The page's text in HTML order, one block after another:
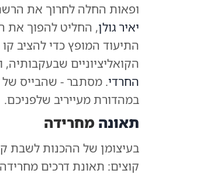
ופאות החלה לחרוך את
יאיר גולן, החליט להפוך את
התיעוד המופץ כדי להציב
הקואליציוניים
החרדי. מסתבר - שהבייס של
במהדורת מעייריב שלפניכם.
תאונה מחרידה
בעיצומן של ההכנות